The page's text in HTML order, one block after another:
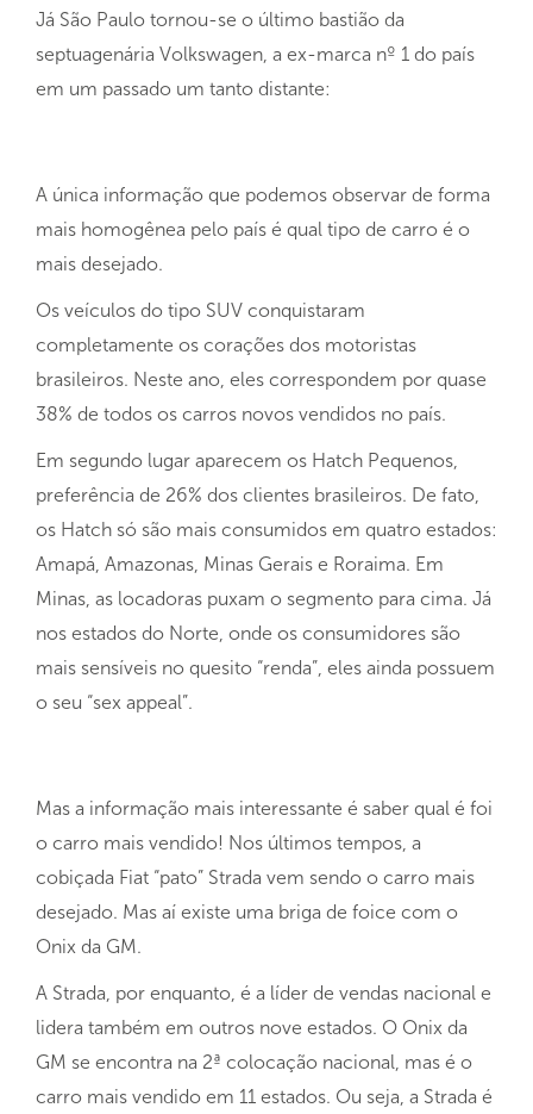
Já São Paulo tornou-se o último bastião da
septuagenária Volkswagen, a ex-marca nº 1 do país
em um passado um tanto distante:
A única informação que podemos observar de forma
mais homogênea pelo país é qual tipo de carro é o
mais desejado.
Os veículos do tipo SUV conquistaram
completamente os corações dos motoristas
brasileiros. Neste ano, eles correspondem por quase
38% de todos os carros novos vendidos no país.
Em segundo lugar aparecem os Hatch Pequenos,
preferência de 26% dos clientes brasileiros. De fato,
os Hatch só são mais consumidos em quatro estados:
Amapá, Amazonas, Minas Gerais e Roraima. Em
Minas, as locadoras puxam o segmento para cima. Já
nos estados do Norte, onde os consumidores são
mais sensíveis no quesito “renda”, eles ainda possuem
o seu “sex appeal”.
Mas a informação mais interessante é saber qual é foi
o carro mais vendido! Nos últimos tempos, a
cobiçada Fiat “pato” Strada vem sendo o carro mais
desejado. Mas aí existe uma briga de foice com o
Onix da GM.
A Strada, por enquanto, é a líder de vendas nacional e
lidera também em outros nove estados. O Onix da
GM se encontra na 2ª colocação nacional, mas é o
carro mais vendido em 11 estados. Ou seja, a Strada é